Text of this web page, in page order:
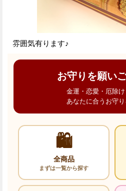
雰囲気有ります♪
お守りを願い
金運・恋愛・厄除
あなたに合うお守
🛍️
全商品
まずは一覧から探す